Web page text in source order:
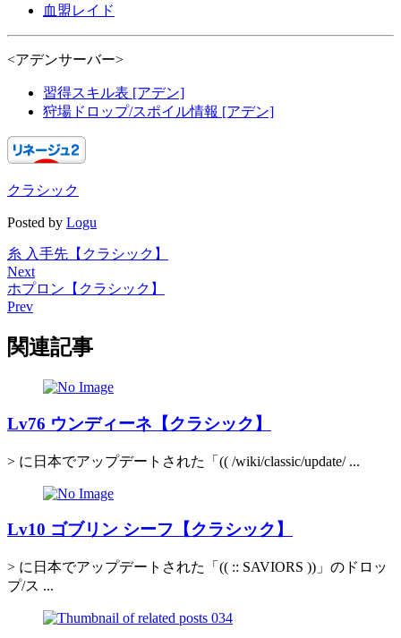
血盟レイド
<アデンサーバー>
習得スキル表 [アデン]
狩場ドロップ/スポイル情報 [アデン]
クラシック
Posted by Logu
糸 入手先【クラシック】
Next
ホプロン【クラシック】
Prev
関連記事
Lv76 ウンディーネ【クラシック】
> に日本でアップデートされた「(( /wiki/classic/update/ ...
Lv10 ゴブリン シーフ【クラシック】
> に日本でアップデートされた「(( :: SAVIORS ))」のドロッ
プ/ス ...